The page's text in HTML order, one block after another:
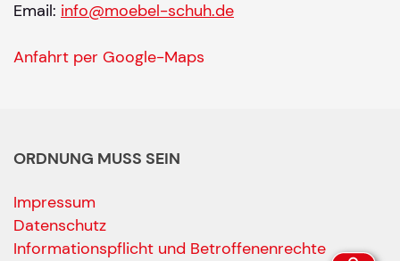
Email: info@moebel-schuh.de
Anfahrt per Google-Maps
ORDNUNG MUSS SEIN
Impressum
Datenschutz
Informationspflicht und Betroffenenrechte